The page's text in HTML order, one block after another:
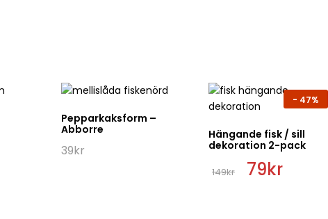
Pepparkaksform –
Abborre
39kr
- 47%
Hängande fisk / sill
dekoration 2-pack
149kr Det
ursprungliga
79kr